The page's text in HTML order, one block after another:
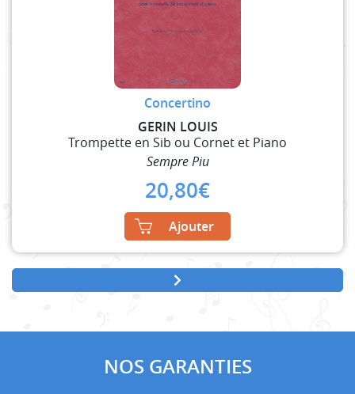
Concertino
GERIN LOUIS
Trompette en Sib ou Cornet et Piano
Sempre Piu
20,80€
Ajouter
NOS GARANTIES